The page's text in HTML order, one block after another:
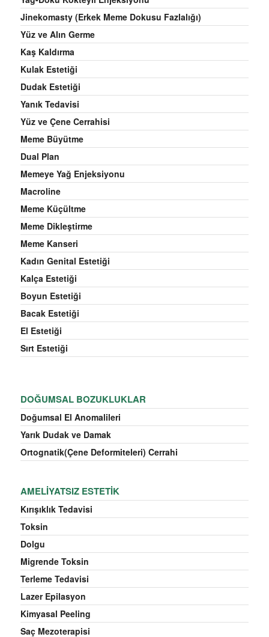
Jinekomasty (Erkek Meme Dokusu Fazlalığı)
Yüz ve Alın Germe
Kaş Kaldırma
Kulak Estetiği
Dudak Estetiği
Yanık Tedavisi
Yüz ve Çene Cerrahisi
Meme Büyütme
Dual Plan
Memeye Yağ Enjeksiyonu
Macroline
Meme Küçültme
Meme Dikleştirme
Meme Kanseri
Kadın Genital Estetiği
Kalça Estetiği
Boyun Estetiği
Bacak Estetiği
El Estetiği
Sırt Estetiği
DOĞUMSAL BOZUKLUKLAR
Doğumsal El Anomalileri
Yarık Dudak ve Damak
Ortognatik(Çene Deformiteleri) Cerrahi
AMELIYATSIZ ESTETIK
Kırışıklık Tedavisi
Toksin
Dolgu
Migrende Toksin
Terleme Tedavisi
Lazer Epilasyon
Kimyasal Peeling
Saç Mezoterapisi